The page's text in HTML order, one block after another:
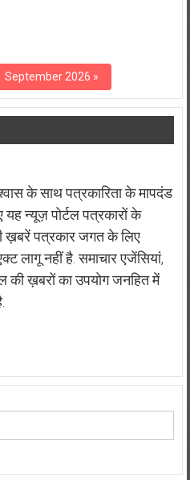
September 2026 »
के साथ पत्रकारिता के मापदंड
न्यूज़ पोर्टल पत्रकारों के
ख़बरें पत्रकार जगत के लिए
लागू नहीं है. समाचार एजेंसियां,
की ख़बरों का उपयोग जनहित में